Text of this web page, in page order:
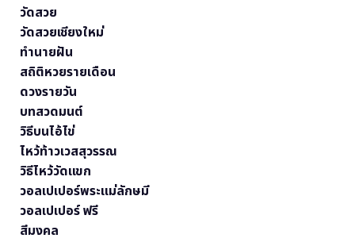
วัดสวย
วัดสวยเชียงใหม่
ทำนายฝัน
สถิติหวยรายเดือน
ดวงรายวัน
บทสวดมนต์
วิธีบนไอ้ไข่
ไหว้ท้าวเวสสุวรรณ
วิธีไหว้วัดแขก
วอลเปเปอร์พระแม่ลักษมี
วอลเปเปอร์ ฟรี
สีมงคล